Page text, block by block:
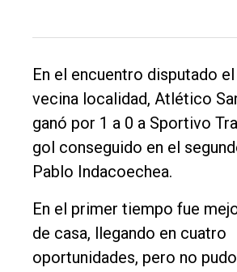
Int.
General
Política
Cultura
Entrevistas
Deportes
Fúnebres
En el encuentro disputado
vecina localidad, Atlético
ganó por 1 a 0 a Sportivo
gol conseguido en el
Pablo Indacoechea.
En el primer tiempo fue
de casa, llegando en cuatro
oportunidades, pero no pudo